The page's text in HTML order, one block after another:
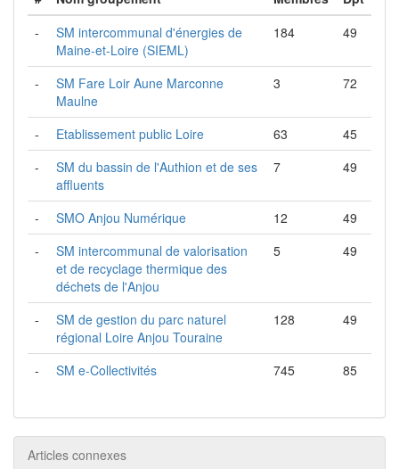
-
SM intercommunal d'énergies de
Maine-et-Loire (SIEML)
184 49
-
SM Fare Loir Aune Marconne
Maulne
3 72
- Etablissement public Loire 63
45
-
SM du bassin de l'Authion et de ses
affluents
7 49
- SMO Anjou Numérique 12
49
-
SM intercommunal de valorisation
et de recyclage thermique des
déchets de l'Anjou
5 49
-
SM de gestion du parc naturel
régional Loire Anjou Touraine
128 49
- SM e-Collectivités 745 85
Articles connexes